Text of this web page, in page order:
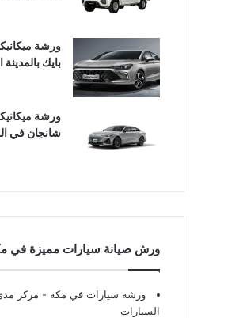
ورشة
بايك بالمدينة
ورشة
شانجان في
ورش صيانة سيارات مميزة في
ورشة سيارات في مكة - مركز
السيارات